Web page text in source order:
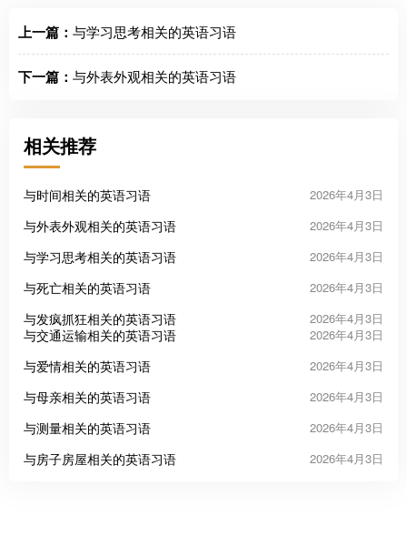
上一篇： 与学习思考相关的英语习语
下一篇： 与外表外观相关的英语习语
相关推荐
与时间相关的英语习语 2026年4月3日
与外表外观相关的英语习语 2026年4月3日
与学习思考相关的英语习语 2026年4月3日
与死亡相关的英语习语 2026年4月3日
与发疯抓狂相关的英语习语 2026年4月3日
与交通运输相关的英语习语 2026年4月3日
与爱情相关的英语习语 2026年4月3日
与母亲相关的英语习语 2026年4月3日
与测量相关的英语习语 2026年4月3日
与房子房屋相关的英语习语 2026年4月3日